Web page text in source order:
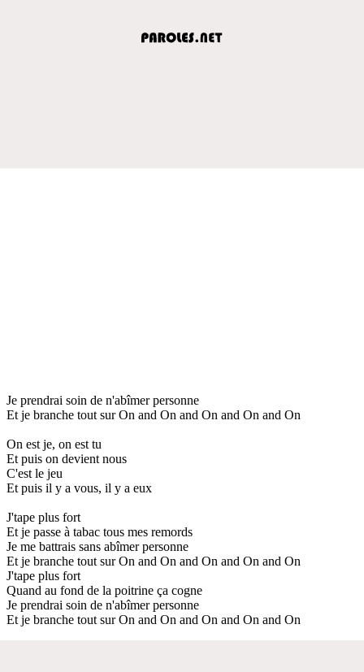
Je prendrai soin de n'abîmer personne
Et je branche tout sur On and On and On and On and On
On est je, on est tu
Et puis on devient nous
C'est le jeu
Et puis il y a vous, il y a eux
J'tape plus fort
Et je passe à tabac tous mes remords
Je me battrais sans abîmer personne
Et je branche tout sur On and On and On and On and On
J'tape plus fort
Quand au fond de la poitrine ça cogne
Je prendrai soin de n'abîmer personne
Et je branche tout sur On and On and On and On and On